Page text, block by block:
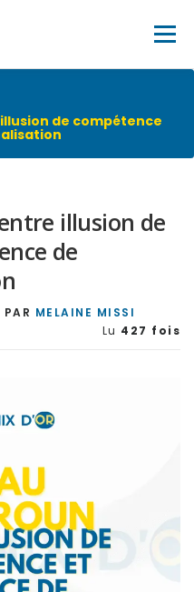
Menu
de compétence
illusion de
de
PAR MELAINE MISSI
Lu 427 fois